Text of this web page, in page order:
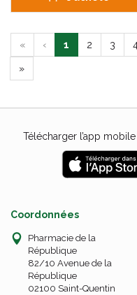
« ‹ 1 2 3
»
Télécharger l’app
Coordonnées
Pharmacie de la
République
82/10 Avenue de la
République
02100 Saint-Quentin